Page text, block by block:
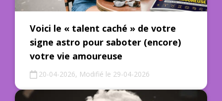
Voici le « talent caché » de votre
signe astro pour saboter (encore)
votre vie amoureuse
20-04-2026, Modifié le 29-04-2026